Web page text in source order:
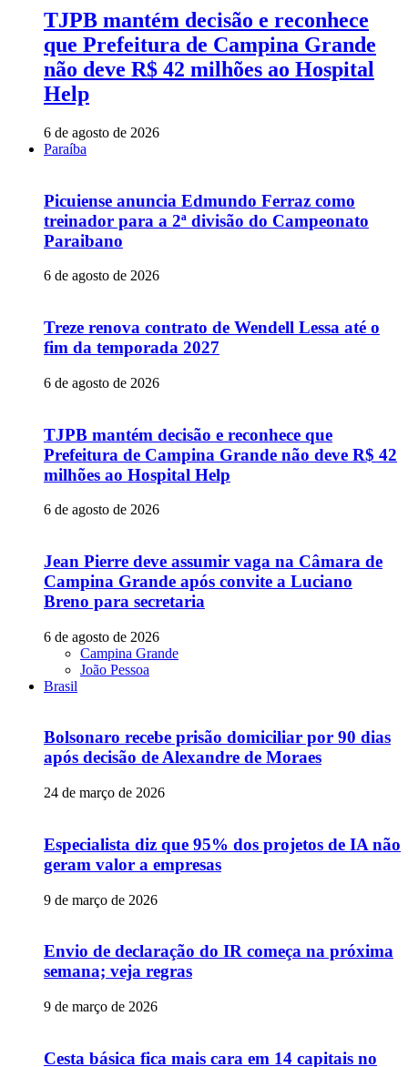
TJPB mantém decisão e reconhece
que Prefeitura de Campina Grande
não deve R$ 42 milhões ao Hospital
Help
6 de agosto de 2026
Paraíba
Picuiense anuncia Edmundo Ferraz como
treinador para a 2ª divisão do Campeonato
Paraibano
6 de agosto de 2026
Treze renova contrato de Wendell Lessa até o
fim da temporada 2027
6 de agosto de 2026
TJPB mantém decisão e reconhece que
Prefeitura de Campina Grande não deve R$ 42
milhões ao Hospital Help
6 de agosto de 2026
Jean Pierre deve assumir vaga na Câmara de
Campina Grande após convite a Luciano
Breno para secretaria
6 de agosto de 2026
Campina Grande
João Pessoa
Brasil
Bolsonaro recebe prisão domiciliar por 90 dias
após decisão de Alexandre de Moraes
24 de março de 2026
Especialista diz que 95% dos projetos de IA não
geram valor a empresas
9 de março de 2026
Envio de declaração do IR começa na próxima
semana; veja regras
9 de março de 2026
Cesta básica fica mais cara em 14 capitais no